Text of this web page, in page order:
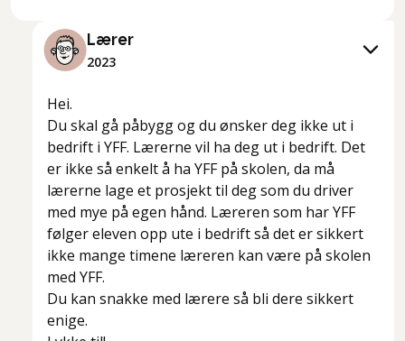
Lærer
2023
Hei.
Du skal gå påbygg og du ønsker deg ikke ut i
bedrift i YFF. Lærerne vil ha deg ut i bedrift. Det
er ikke så enkelt å ha YFF på skolen, da må
lærerne lage et prosjekt til deg som du driver
med mye på egen hånd. Læreren som har YFF
følger eleven opp ute i bedrift så det er sikkert
ikke mange timene læreren kan være på skolen
med YFF.
Du kan snakke med lærere så bli dere sikkert
enige.